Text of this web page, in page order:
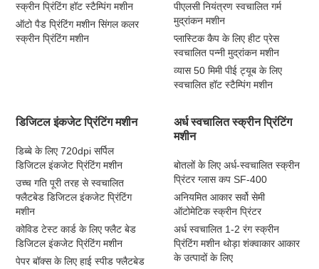
स्क्रीन प्रिंटिंग हॉट स्टैम्पिंग मशीन
ऑटो पैड प्रिंटिंग मशीन सिंगल कलर
स्क्रीन प्रिंटिंग मशीन
पीएलसी नियंत्रण स्वचालित गर्म
मुद्रांकन मशीन
प्लास्टिक कैप के लिए हीट प्रेस
स्वचालित पन्नी मुद्रांकन मशीन
व्यास 50 मिमी पीई ट्यूब के लिए
स्वचालित हॉट स्टैम्पिंग मशीन
डिजिटल इंकजेट प्रिंटिंग मशीन
डिब्बे के लिए 720dpi सर्पिल
डिजिटल इंकजेट प्रिंटिंग मशीन
उच्च गति पूरी तरह से स्वचालित
फ्लैटबेड डिजिटल इंकजेट प्रिंटिंग
मशीन
कोविड टेस्ट कार्ड के लिए फ्लैट बेड
डिजिटल इंकजेट प्रिंटिंग मशीन
पेपर बॉक्स के लिए हाई स्पीड फ्लैटबेड
अर्ध स्वचालित स्क्रीन प्रिंटिंग
मशीन
बोतलों के लिए अर्ध-स्वचालित स्क्रीन
प्रिंटर ग्लास कप SF-400
अनियमित आकार सर्वो सेमी
ऑटोमेटिक स्क्रीन प्रिंटर
अर्ध स्वचालित 1-2 रंग स्क्रीन
प्रिंटिंग मशीन थोड़ा शंक्वाकार आकार
के उत्पादों के लिए